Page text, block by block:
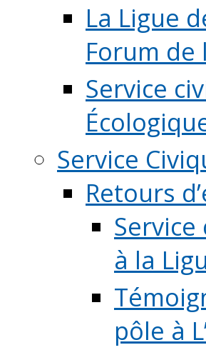
La Ligue
Forum de
Service
Service
Retours
à la
pôle à